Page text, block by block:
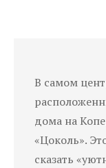
В самом
дома на
«Цоколь».
сказать